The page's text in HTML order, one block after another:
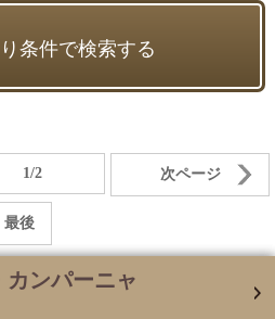
条件で検索する
1/2 次ページ
最後
カンパーニャ